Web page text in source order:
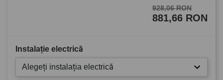
928,06 RON
881,66 RON
Instalație electrică
Alegeți instalația electrică